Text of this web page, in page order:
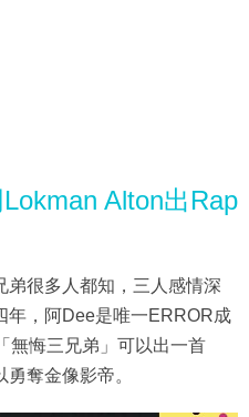
Alton出Rap
弟很多人都知，三人感情深
年，阿Dee是唯一ERROR成
無悔三兄弟」可以出一首
奪金像影帝。